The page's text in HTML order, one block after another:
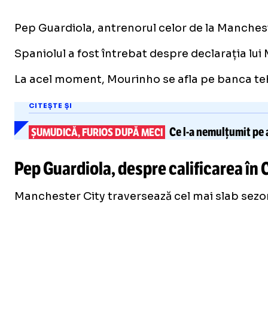
Pep Guardiola, antrenorul celor de la
Spaniolul a fost întrebat despre declarația lui
La acel moment, Mourinho se afla pe banca
CITEȘTE ȘI
ȘUMUDICĂ, FURIOS DUPĂ MECI Cel-anemulțumit pe
Pep Guardiola, despre calificarea în
Manchester City traversează cel mai slab